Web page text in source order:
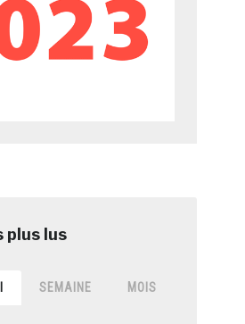
SEMAINE MOIS